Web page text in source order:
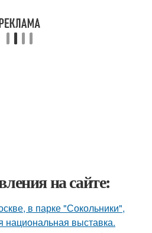
на сайте:
в парке "Сокольники",
национальная выставка.